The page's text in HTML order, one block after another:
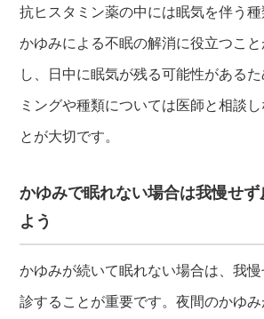
抗ヒスタミン薬の中には眠気を伴う
かゆみによる不眠の解消に役立つこ
し、日中に眠気が残る可能性がある
ミングや種類については医師と相談
とが大切です。
かゆみで眠れない場合は我慢せ
よう
かゆみが続いて眠れない場合は、我
診することが重要です。夜間のかゆみ